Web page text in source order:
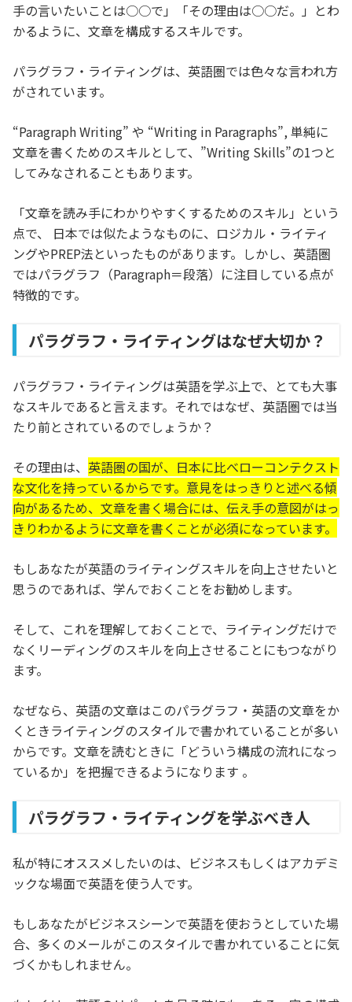
手の言いたいことは○○で」「その理由は○○だ。」とわ
かるように、文章を構成するスキルです。
パラグラフ・ライティングは、英語圏では色々な言われ方
がされています。
“Paragraph Writing” や “Writing in Paragraphs”, 単純に
文章を書くためのスキルとして、”Writing Skills”の1つと
してみなされることもあります。
「文章を読み手にわかりやすくするためのスキル」という
点で、 日本では似たようなものに、ロジカル・ライティ
ングやPREP法といったものがあります。しかし、英語圏
ではパラグラフ（Paragraph＝段落）に注目している点が
特徴的です。
パラグラフ・ライティングはなぜ大切か？
パラグラフ・ライティングは英語を学ぶ上で、とても大事
なスキルであると言えます。それではなぜ、英語圏では当
たり前とされているのでしょうか？
その理由は、 英語圏の国が、日本に比べローコンテクスト
な文化を持っているからです。意見をはっきりと述べる傾
向があるため、文章を書く場合には、伝え手の意図がはっ
きりわかるように文章を書くことが必須になっています。
もしあなたが英語のライティングスキルを向上させたいと
思うのであれば、学んでおくことをお勧めします。
そして、これを理解しておくことで、ライティングだけで
なくリーディングのスキルを向上させることにもつながり
ます。
なぜなら、英語の文章はこのパラグラフ・英語の文章をか
くときライティングのスタイルで書かれていることが多い
からです。文章を読むときに「どういう構成の流れになっ
ているか」を把握できるようになります 。
パラグラフ・ライティングを学ぶべき人
私が特にオススメしたいのは、ビジネスもしくはアカデミ
ックな場面で英語を使う人です。
もしあなたがビジネスシーンで英語を使おうとしていた場
合、多くのメールがこのスタイルで書かれていることに気
づくかもしれません。